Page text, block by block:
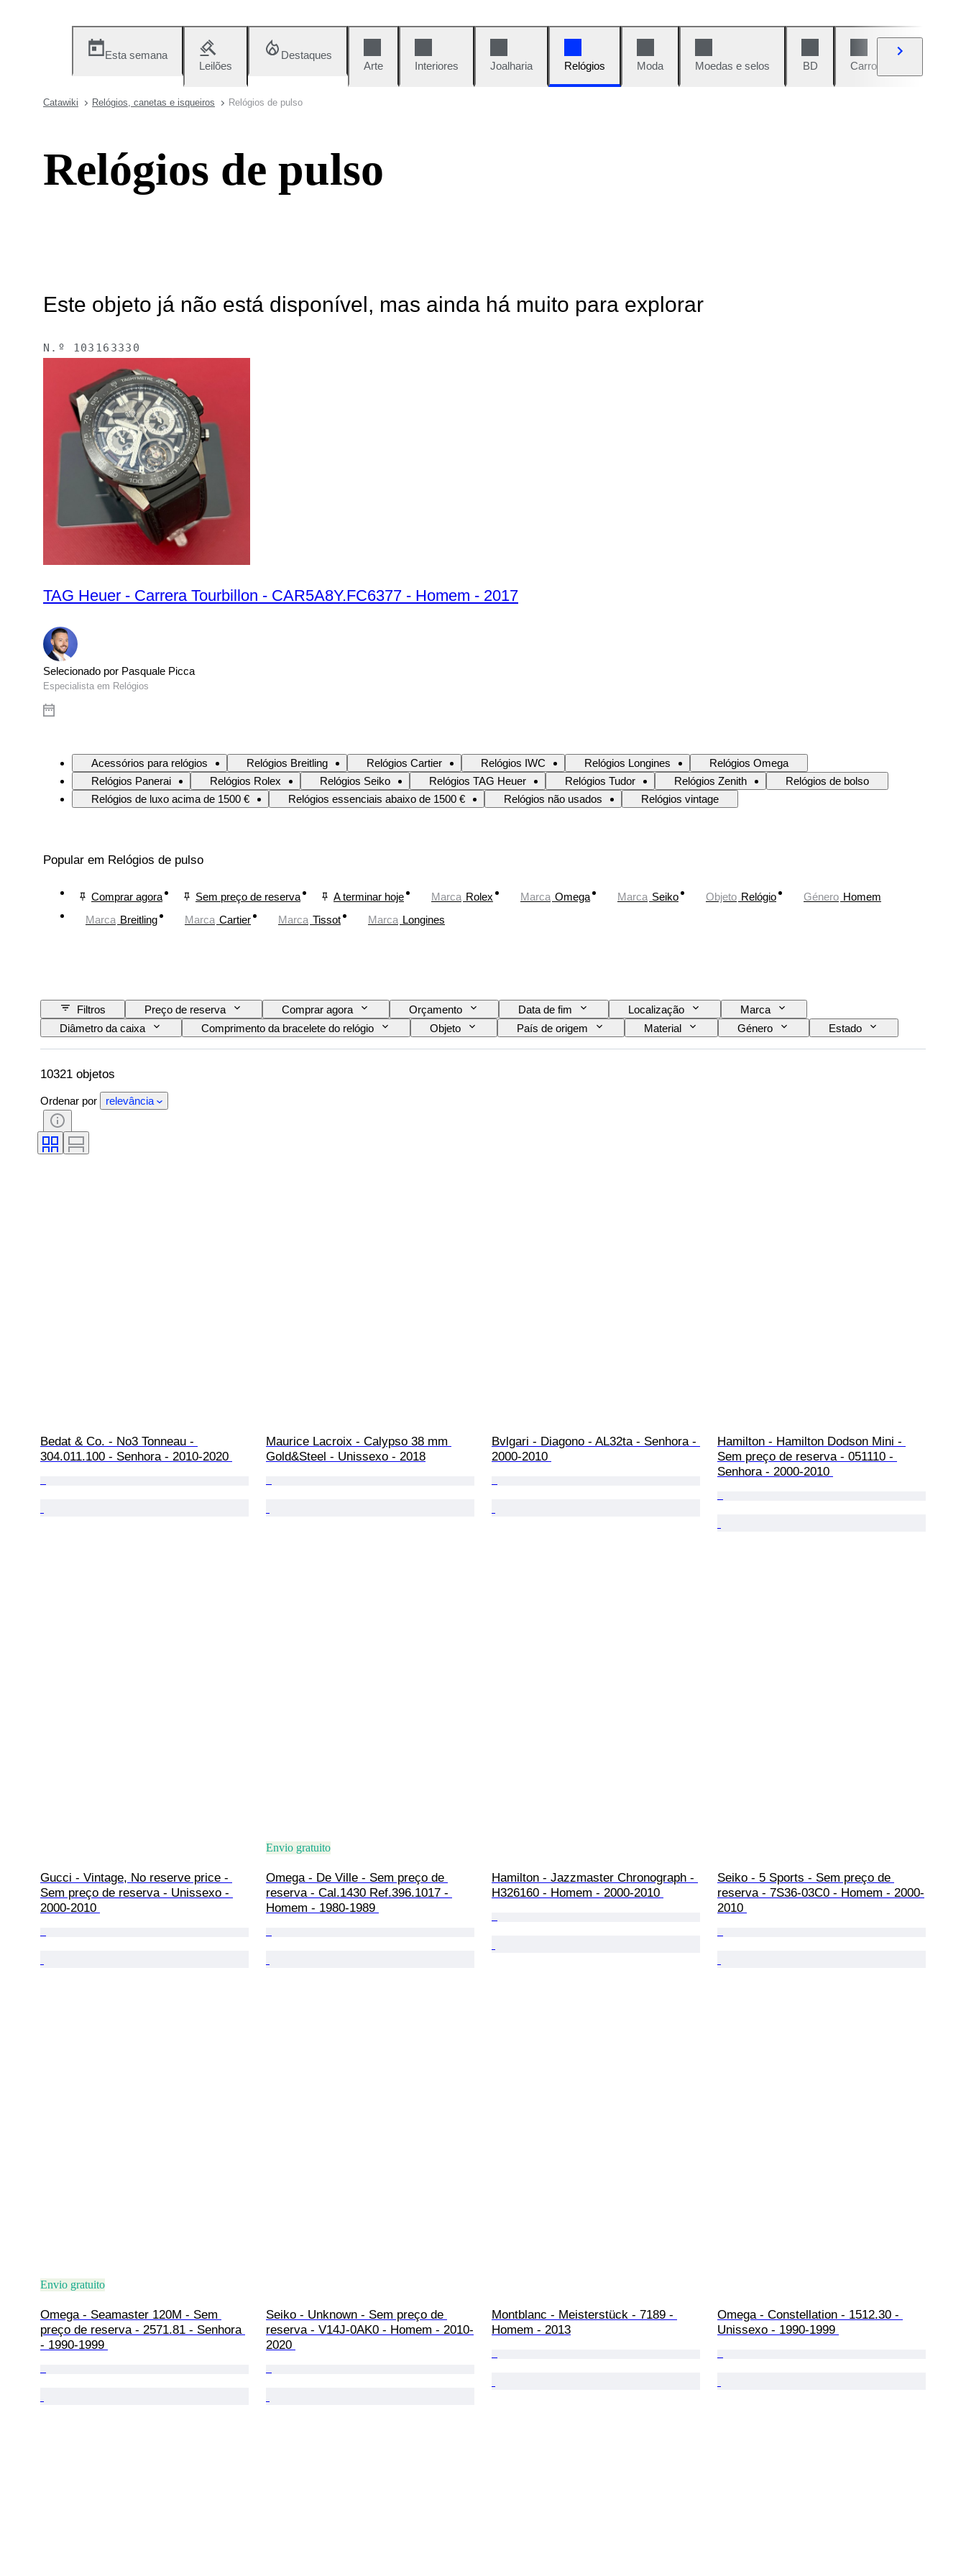
Esta semana
Leilões
Destaques
Arte
Interiores Joalharia Relógios Moda Moedas e selos BD Carros e motos
Catawiki Relógios, canetas e isqueiros Relógios de pulso
Relógios de pulso
Este objeto já não está disponível, mas ainda há muito para explorar
N.º 103163330
TAG Heuer - Carrera Tourbillon - CAR5A8Y.FC6377 - Homem - 2017
Selecionado por Pasquale Picca
Especialista em Relógios
Acessórios para relógios Relógios Breitling Relógios Cartier Relógios IWC Relógios Longines
Relógios Omega
Relógios Panerai
Relógios Rolex Relógios Seiko Relógios TAG Heuer Relógios Tudor Relógios Zenith
Relógios de bolso
Relógios de luxo acima de 1500 €
Relógios essenciais abaixo de 1500 € Relógios não usados Relógios vintage
Popular em Relógios de pulso
Comprar agora Sem preço de reserva A terminar hoje Marca Rolex Marca Omega Marca Seiko Objeto Relógio Género Homem
Marca Breitling Marca Cartier Marca Tissot Marca Longines
Filtros Preço de reserva Comprar agora Orçamento Data de fim Localização
Marca
Diâmetro da caixa
Comprimento da bracelete do relógio Objeto País de origem Material Género
Estado
Extras
Período Certificação Tema Encadernação Edição Idioma
Cor
10321 objetos
Ordenar por relevância
Bedat & Co. - No3 Tonneau -
304.011.100 - Senhora - 2010-2020
Maurice Lacroix - Calypso 38 mm
Gold&Steel - Unissexo - 2018
Bvlgari - Diagono - AL32ta - Senhora -
2000-2010
Hamilton - Hamilton Dodson Mini -
Sem preço de reserva - 051110 -
Senhora - 2000-2010
Gucci - Vintage, No reserve price -
Sem preço de reserva - Unissexo -
2000-2010
Envio gratuito
Omega - De Ville - Sem preço de
reserva - Cal.1430 Ref.396.1017 -
Homem - 1980-1989
Hamilton - Jazzmaster Chronograph -
H326160 - Homem - 2000-2010
Seiko - 5 Sports - Sem preço de
reserva - 7S36-03C0 - Homem - 2000-
2010
Envio gratuito
Omega - Seamaster 120M - Sem
preço de reserva - 2571.81 - Senhora
- 1990-1999
Seiko - Unknown - Sem preço de
reserva - V14J-0AK0 - Homem - 2010-
2020
Montblanc - Meisterstück - 7189 -
Homem - 2013
Omega - Constellation - 1512.30 -
Unissexo - 1990-1999